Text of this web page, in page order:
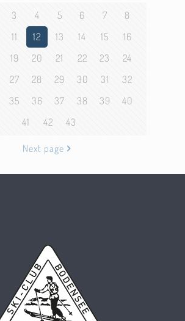
3 4 5 6 7
8
11 12 13 14 15
16
19 20 21 22 23
24
27 28 29 30 31
32
35 36 37 38 39
40
41
42 43
Next page